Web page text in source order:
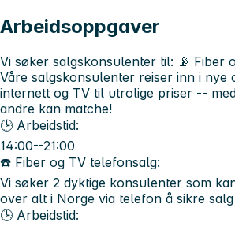
Arbeidsoppgaver
Vi søker salgskonsulenter til: 📡 Fiber
Våre salgskonsulenter reiser inn i nye
internett og TV til utrolige priser --
andre kan matche!
🕒 Arbeidstid:
14:00--21:00
☎️ Fiber og TV telefonsalg:
Vi søker 2 dyktige konsulenter som
over alt i Norge via telefon å sikre
🕒 Arbeidstid: